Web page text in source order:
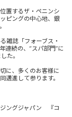
置するザ・ペニンシ
ピングの中心地、銀
雑誌「フォーブス・
連続の、”スパ部門”に
た。
に、多くのお客様に
邁進して参ります。
ジングジャパン 『コ